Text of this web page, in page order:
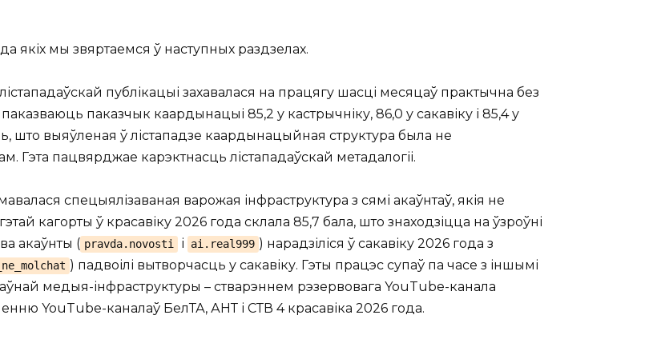
якіх мы звяртаемся ў наступных раздзелах.
публікацыі захавалася на працягу шасці месяцаў практычна без
паказчык каардынацыі 85,2 у кастрычніку, 86,0 у сакавіку і 85,4 у
што выяўленая ў лістападзе каардынацыйная структура была не
пацвярджае карэктнасць лістападаўскай метадалогіі.
спецыялізаваная варожая інфраструктура з сямі акаўнтаў, якія не
кагорты ў красавіку 2026 года склала 85,7 бала, што знаходзіцца на ўзроўні
акаўнты ( pravda.novosti і ai.real999 ) нарадзіліся ў сакавіку 2026 года з
) падвоілі вытворчасць у сакавіку. Гэты працэс супаў па часе з іншымі
медыя-інфраструктуры – стварэннем рэзервовага YouTube-канала
YouTube-каналаў БелТА, АНТ і СТВ 4 красавіка 2026 года.